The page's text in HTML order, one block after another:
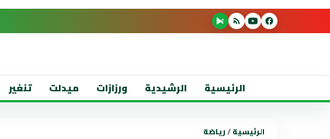
الرئيسية الرشيدية ورزازات ميدلت تنغير
الرئيسية/رياضة